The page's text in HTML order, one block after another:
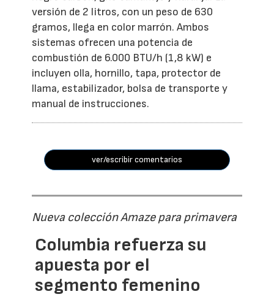
versión de 2 litros, con un peso de 630
gramos, llega en color marrón. Ambos
sistemas ofrecen una potencia de
combustión de 6.000 BTU/h (1,8 kW) e
incluyen olla, hornillo, tapa, protector de
llama, estabilizador, bolsa de transporte y
manual de instrucciones.
ver/escribir comentarios
Nueva colección Amaze para primavera
Columbia refuerza su
apuesta por el
segmento femenino